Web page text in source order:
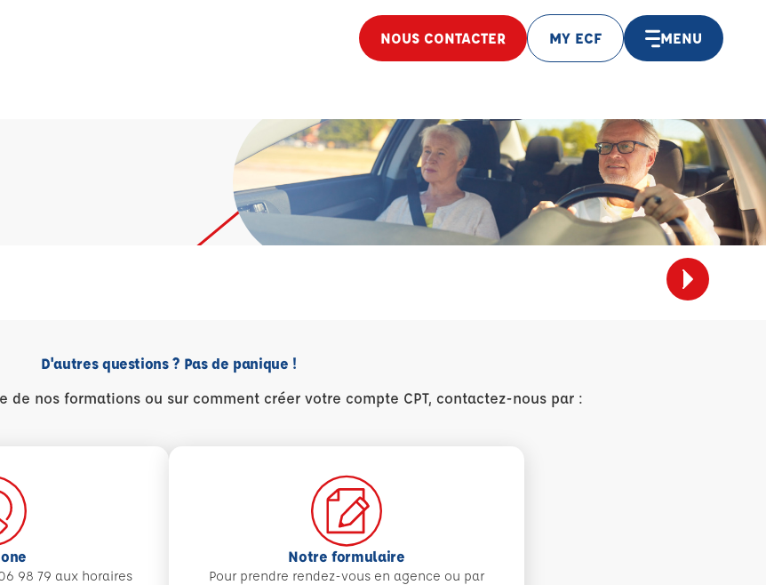
NOUS CONTACTER MY ECF MENU
D'autres questions ? Pas de panique !
de nos formations ou sur comment créer votre compte CPT, contactez-nous par :
98 79 aux horaires
Notre formulaire
Pour prendre rendez-vous en agence ou par